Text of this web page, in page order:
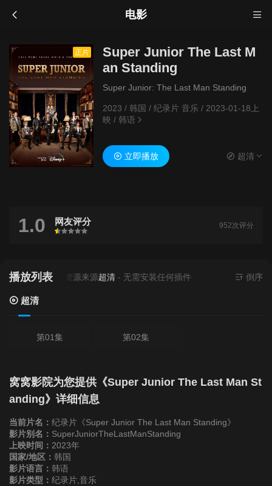
电影
正片
Super Junior The Last M
an Standing
Super Junior: The Last Man Standing
2023 / 韩国 / 纪录片 音乐/ 2023-01-18上
映 / 韩语
立即播放 超清
1.0 网友评分
很差
较差还行推荐力荐
952次评分
播放列表当前资源来源超清- 无需安装任何插件 倒序
超清
第01集 第02集
窝窝影院为您提供《Super Junior The Last Man St
anding》详细信息
当前片名： 纪录片《Super Junior The Last Man Standing》
影片别名： SuperJuniorTheLastManStanding
上映时间： 2023年
国家/地区： 韩国
影片语言： 韩语
影片类型： 纪录片,音乐